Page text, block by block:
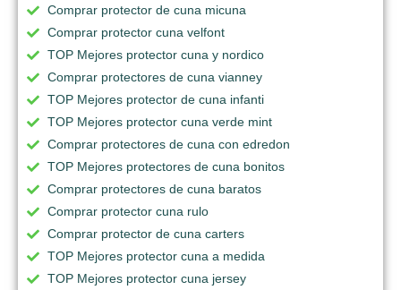
Comprar protector de cuna micuna
Comprar protector cuna velfont
TOP Mejores protector cuna y nordico
Comprar protectores de cuna vianney
TOP Mejores protector de cuna infanti
TOP Mejores protector cuna verde mint
Comprar protectores de cuna con edredon
TOP Mejores protectores de cuna bonitos
Comprar protectores de cuna baratos
Comprar protector cuna rulo
Comprar protector de cuna carters
TOP Mejores protector cuna a medida
TOP Mejores protector cuna jersey